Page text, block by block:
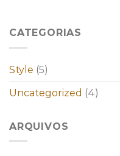
CATEGORIAS
Style (5)
Uncategorized (4)
ARQUIVOS